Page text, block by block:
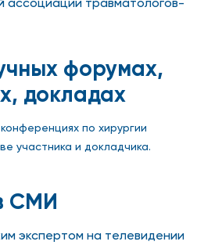
форумах,
докладах
по хирургии
участника и докладчика.
СМИ
экспертом на телевидении